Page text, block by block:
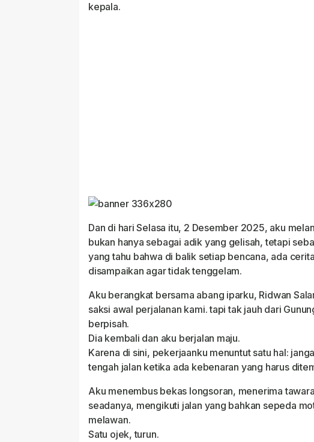
kepala.
Dan di hari Selasa itu, 2 Desember 2025, aku
bukan hanya sebagai adik yang gelisah, tetapi
yang tahu bahwa di balik setiap bencana, ada
disampaikan agar tidak tenggelam.
Aku berangkat bersama abang iparku, Ridwan
saksi awal perjalanan kami. tapi tak jauh dari
berpisah.
Dia kembali dan aku berjalan maju.
Karena di sini, pekerjaanku menuntut satu hal:
tengah jalan ketika ada kebenaran yang harus
Aku menembus bekas longsoran, menerima
seadanya, mengikuti jalan yang bahkan sepeda
melawan.
Satu ojek, turun.